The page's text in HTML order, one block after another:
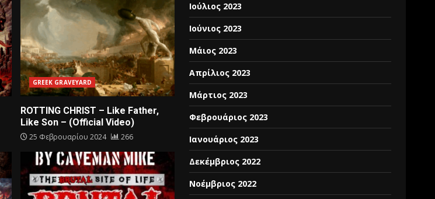
GREEK GRAVEYARD
ROTTING CHRIST – Like Father,
Like Son – (Official Video)
25 Φεβρουαρίου 2024 266
Ιούλιος 2023
Ιούνιος 2023
Μάιος 2023
Απρίλιος 2023
Μάρτιος 2023
Φεβρουάριος 2023
Ιανουάριος 2023
Δεκέμβριος 2022
Νοέμβριος 2022